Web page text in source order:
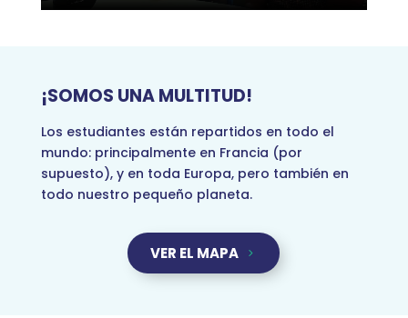
¡SOMOS UNA MULTITUD!
Los estudiantes están repartidos en todo el
mundo: principalmente en Francia (por
supuesto), y en toda Europa, pero también en
todo nuestro pequeño planeta.
VER EL MAPA